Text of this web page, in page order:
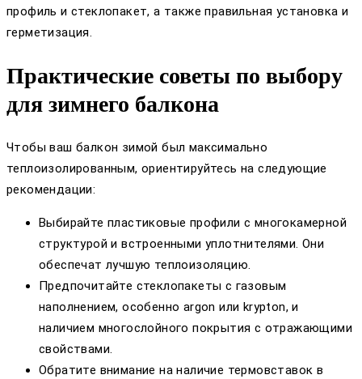
профиль и стеклопакет, а также правильная установка и
герметизация.
Практические советы по выбору
для зимнего балкона
Чтобы ваш балкон зимой был максимально
теплоизолированным, ориентируйтесь на следующие
рекомендации:
Выбирайте пластиковые профили с многокамерной
структурой и встроенными уплотнителями. Они
обеспечат лучшую теплоизоляцию.
Предпочитайте стеклопакеты с газовым
наполнением, особенно argon или krypton, и
наличием многослойного покрытия с отражающими
свойствами.
Обратите внимание на наличие термовставок в